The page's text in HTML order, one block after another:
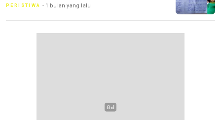
PERISTIWA 1 bulan yang lalu